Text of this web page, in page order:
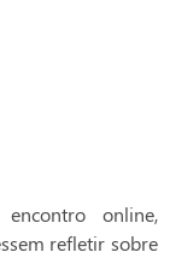
online,
refletir sobre